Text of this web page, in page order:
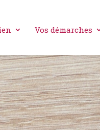
Vos démarches